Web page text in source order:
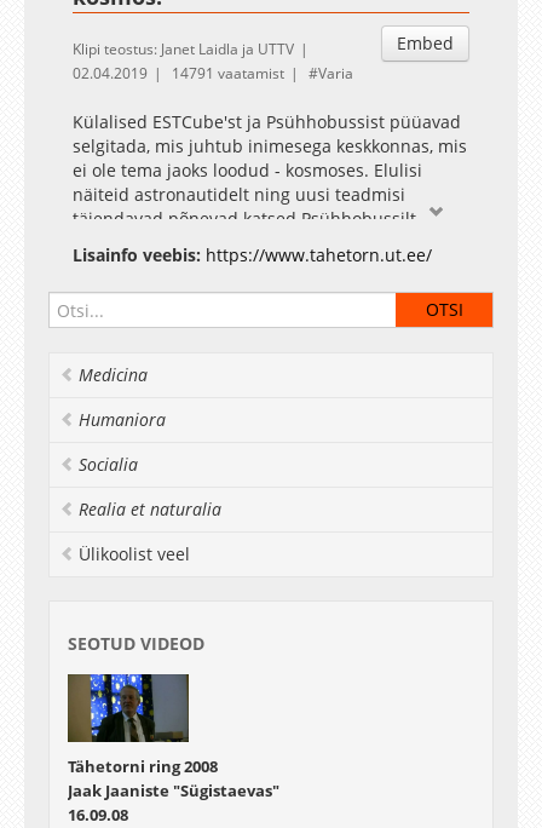
Embed
Klipi teostus: Janet Laidla ja UTTV
02.04.2019
14791 vaatamist Varia
Külalised ESTCube'st ja Psühhobussist püüavad
selgitada, mis juhtub inimesega keskkonnas, mis
ei ole tema jaoks loodud - kosmoses. Elulisi
näiteid astronautidelt ning uusi teadmisi
täiendavad põnevad katsed Psühhobussilt.
Tähetorni Facebook
Lisainfo veebis: https://www.tahetorn.ut.ee/
Medicina
Humaniora
Socialia
Realia et naturalia
Ülikoolist veel
SEOTUD VIDEOD
Tähetorni ring 2008
Jaak Jaaniste "Sügistaevas"
16.09.08